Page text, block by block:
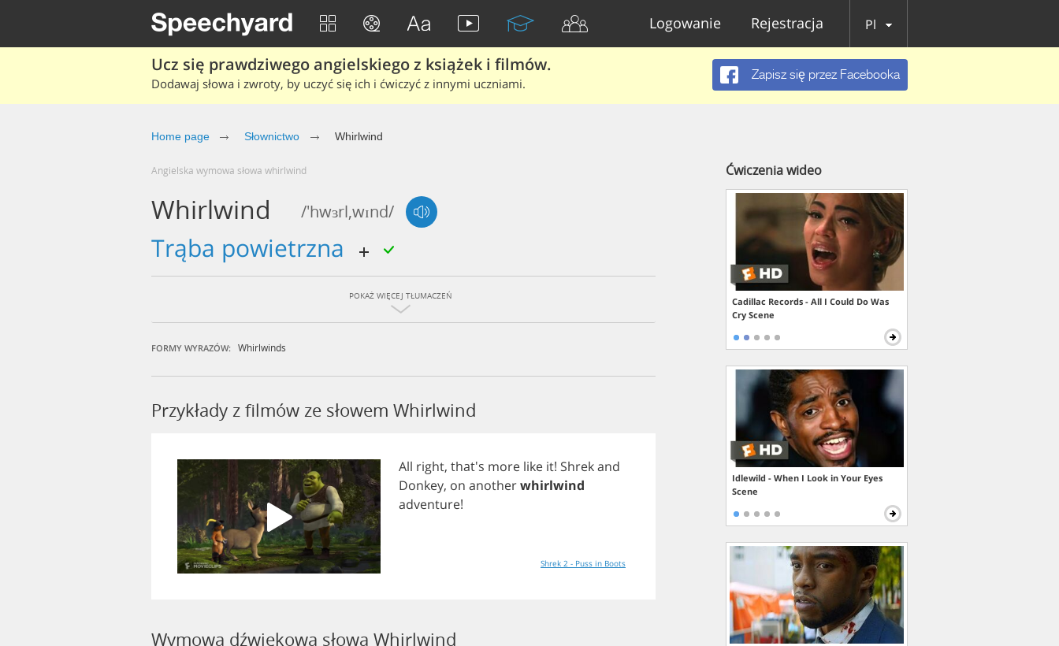
Logowanie Rejestracja Pl
Ucz się prawdziwego angielskiego z książek i filmów.
Dodawaj słowa i zwroty, by uczyć się ich i ćwiczyć z innymi uczniami.
Zapisz się przez Facebooka
Home page Słownictwo Whirlwind
Angielska wymowa słowa whirlwind
Whirlwind /'hwɜrl,wɪnd/
trąba powietrzna
POKAŻ WIĘCEJ TŁUMACZEŃ
FORMY WYRAZÓW: Whirlwinds
Przykłady z filmów ze słowem Whirlwind
All right, that's more like it! Shrekand
Donkey, on anotherwhirlwind
adventure!
Shrek 2 - Puss in Boots
Wymowa dźwiękowa słowa Whirlwind
Ćwiczenia wideo
Cadillac Records - All I Could Do Was
Cry Scene
Idlewild - When I Look in Your Eyes
Scene